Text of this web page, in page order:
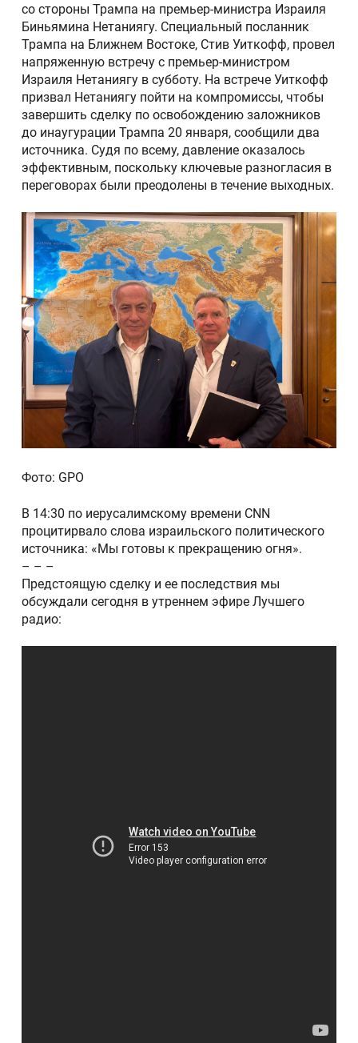
со стороны Трампа на премьер-министра Израиля
Биньямина Нетаниягу. Специальный посланник
Трампа на Ближнем Востоке, Стив Уиткофф, провел
напряженную встречу с премьер-министром
Израиля Нетаниягу в субботу. На встрече Уиткофф
призвал Нетаниягу пойти на компромиссы, чтобы
завершить сделку по освобождению заложников
до инаугурации Трампа 20 января, сообщили два
источника. Судя по всему, давление оказалось
эффективным, поскольку ключевые разногласия в
переговорах были преодолены в течение выходных.
Фото: GPO
В 14:30 по иерусалимскому времени CNN
процитирвало слова израильского политического
источника: «Мы готовы к прекращению огня».
– – –
Предстоящую сделку и ее последствия мы
обсуждали сегодня в утреннем эфире Лучшего
радио: